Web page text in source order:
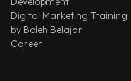
Digital Marketing Training
by Boleh Belajar
Career